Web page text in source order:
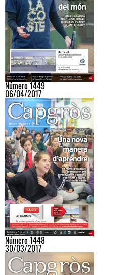
Número 1449
06/04/2017
Número 1448
30/03/2017